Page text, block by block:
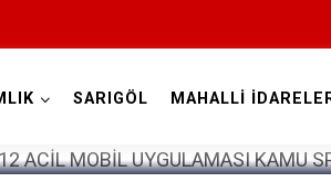
SARIGÖL MAHALLİ